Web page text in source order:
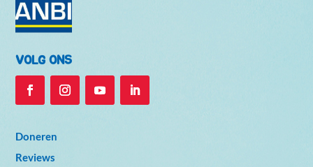
VOLG ONS
Doneren
Reviews